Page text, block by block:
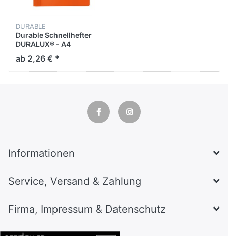
DURABLE
Durable Schnellhefter
DURALUX® - A4
überbreit, transluzente
Folie, orange
ab 2,26 € *
Informationen
Service, Versand & Zahlung
Firma, Impressum & Datenschutz